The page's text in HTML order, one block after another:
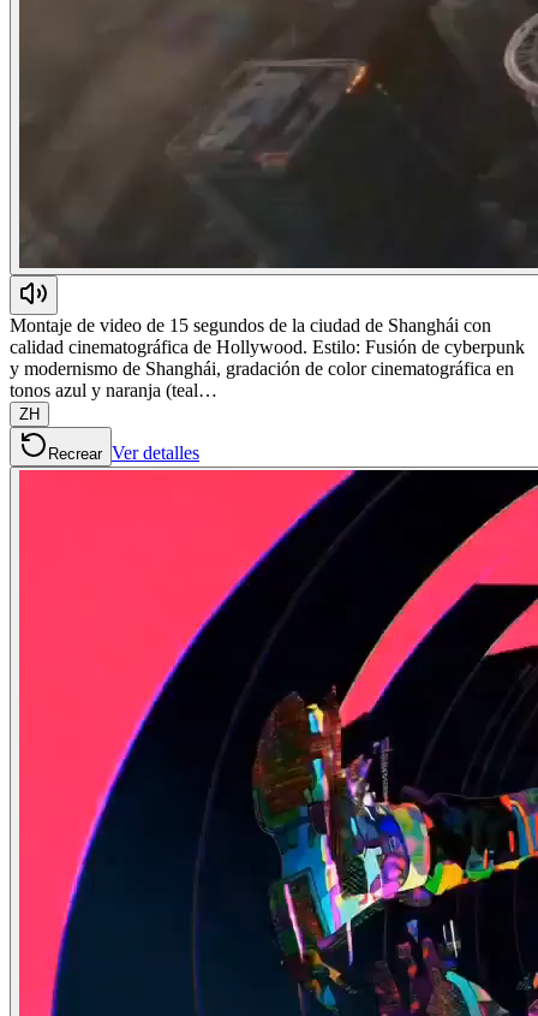
Montaje de video de 15 segundos de la ciudad de Shanghái con
calidad cinematográfica de Hollywood. Estilo: Fusión de cyberpunk
y modernismo de Shanghái, gradación de color cinematográfica en
tonos azul y naranja (teal…
ZH
Recrear Ver detalles